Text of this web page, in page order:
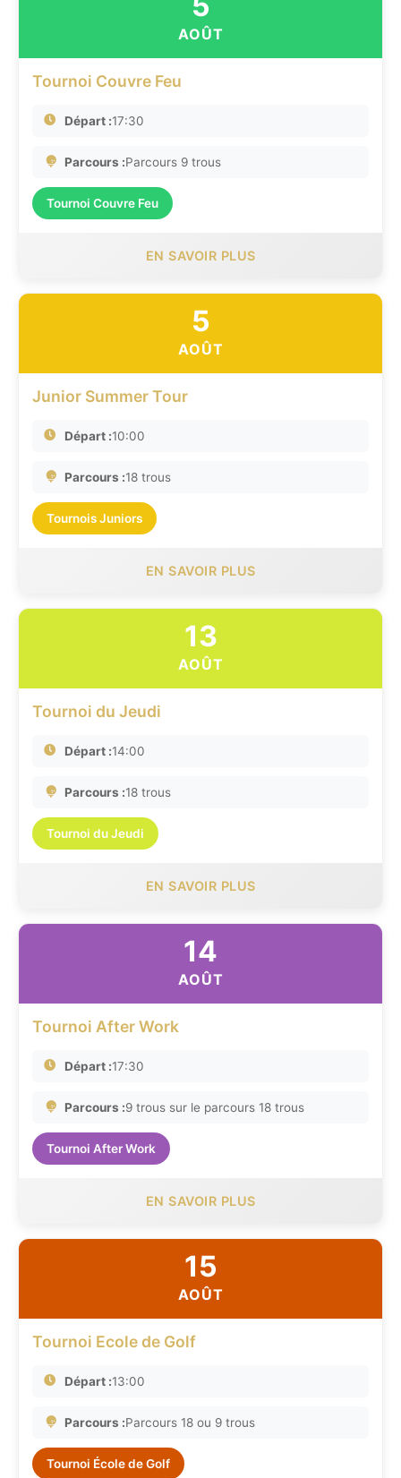
AOÛT
Tournoi Couvre Feu
Départ :17:30
Parcours :Parcours 9 trous
Tournoi Couvre Feu
EN SAVOIR PLUS
5
AOÛT
Junior Summer Tour
Départ :10:00
Parcours :18 trous
Tournois Juniors
EN SAVOIR PLUS
13
AOÛT
Tournoi du Jeudi
Départ :14:00
Parcours :18 trous
Tournoi du Jeudi
EN SAVOIR PLUS
14
AOÛT
Tournoi After Work
Départ :17:30
Parcours :9 trous sur le parcours 18 trous
Tournoi After Work
EN SAVOIR PLUS
15
AOÛT
Tournoi Ecole de Golf
Départ :13:00
Parcours :Parcours 18 ou 9 trous
Tournoi École de Golf